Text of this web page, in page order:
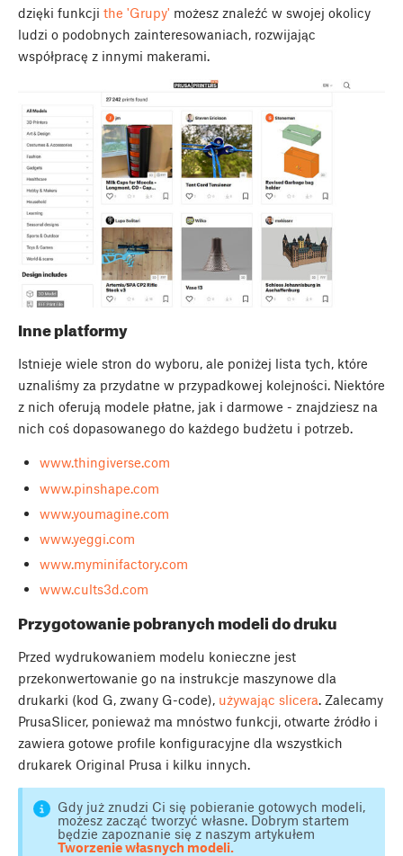
dzięki funkcji the 'Grupy' możesz znaleźć w swojej okolicy
ludzi o podobnych zainteresowaniach, rozwijając
współpracę z innymi makerami.
Inne platformy
Istnieje wiele stron do wyboru, ale poniżej lista tych, które
uznaliśmy za przydatne w przypadkowej kolejności. Niektóre
z nich oferują modele płatne, jak i darmowe - znajdziesz na
nich coś dopasowanego do każdego budżetu i potrzeb.
www.thingiverse.com
www.pinshape.com
www.youmagine.com
www.yeggi.com
www.myminifactory.com
www.cults3d.com
Przygotowanie pobranych modeli do druku
Przed wydrukowaniem modelu konieczne jest
przekonwertowanie go na instrukcje maszynowe dla
drukarki (kod G, zwany G-code), używając slicera. Zalecamy
PrusaSlicer, ponieważ ma mnóstwo funkcji, otwarte źródło i
zawiera gotowe profile konfiguracyjne dla wszystkich
drukarek Original Prusa i kilku innych.
Gdy już znudzi Ci się pobieranie gotowych modeli,
możesz zacząć tworzyć własne. Dobrym startem
będzie zapoznanie się z naszym artykułem
Tworzenie własnych modeli.